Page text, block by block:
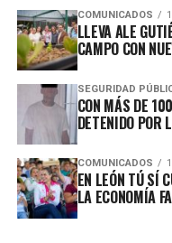
COMUNICADOS
LLEVA ALE
CAMPO CON
SEGURIDAD
CON MÁS DE
DETENIDO POR
COMUNICADOS
EN LEÓN TÚ SÍ
LA ECONOMÍA